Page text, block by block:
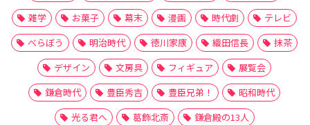
雑学
お菓子 幕末 漫画 時代劇
テレビ
べらぼう
明治時代 徳川家康 織田信長
抹茶
デザイン
文房具 フィギュア
展覧会
鎌倉時代
豊臣秀吉 豊臣兄弟！
昭和時代
光る君へ
葛飾北斎 鎌倉殿の13人